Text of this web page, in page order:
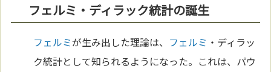
フェルミ・ディラック統計の誕生
フェルミが生み出した理論は、 フェルミ ・ディラッ
ク統計として知られるようになった。これは、パウ